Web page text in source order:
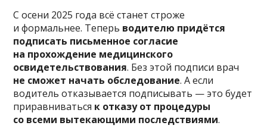
С осени 2025 года всё станет строже
и формальнее. Теперь водителю придётся
подписать письменное согласие
на прохождение медицинского
освидетельствования. Без этой подписи врач
не сможет начать обследование. А если
водитель отказывается подписывать — это будет
приравниваться к отказу от процедуры
со всеми вытекающими последствиями.